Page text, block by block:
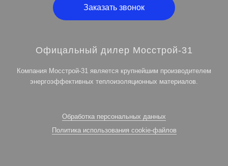
Заказать звонок
Офицальный дилер Мосстрой-31
Компания Мосстрой-31 является крупнейшим производителем
энергоэффективных теплоизоляционных материалов.
Обработка персональных данных
Политика использования cookie-файлов